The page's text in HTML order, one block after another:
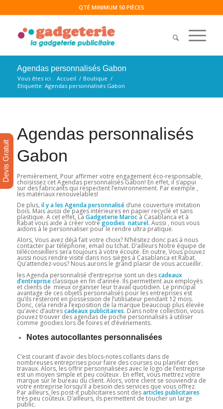
QTÉ MINIMUM 50 PIÈCES
Agendas personnalisés Gabon
Vous êtes ici : Accueil / Boutique /
Etiquette: Agendas personnalisés Gabon
Agendas personnalisés
Gabon
Premièrement, Pour affirmer votre engagement éco-responsable,
choisissez cet Agendas personnalisés Gabon! En effet, il s’appui
sur des fabricants qui respectent l’environnement. Par exemple ,
les matériaux renouvelables!
De plus, il y a les Agenda personnaliséd’une couverture imitation
bois. Mais aussi de pages intérieures en papier recyclé et sans
plastique. A cet effet, La Gadgeterie Marocà Casablanca et à
Rabat vous aide à créer votregoodies naturel. Aussi , nous vous
aidons à le personnaliser pour le rendre ultra pratique.
Alors, Vous avez déjà fait votre choix? N’hésitez donc pas à nous
contacter par téléphone, email ou tchat. D’ailleurs Notre équipe de
téléconseillers sera toujours à votre écoute. En outre, Vous pouvez
aussi nous rendre visite dans nos sièges à Casablanca et Rabat.
Qu’attendez-vous? Nous aurons le grand plaisir de vous accueillir.
les Agenda personnalisé d’entreprise sont un descadeaux
d’entrepriseclassique en fin d’année. Ils permettent aux employés
et clients de mieux organiser leur travail quotidien. Le principal
avantage de ces objets personnalisés pour les entreprises est
qu’ils resteront en possession de l’utilisateur pendant 12 mois.
Donc, cela rendra l’exposition de la marque beaucoup plus élevée
qu’avec d’autrescadeaux publicitaires. Dans notre collection, vous
pouvez trouver des agendas de poche personnalisés à utiliser
comme goodies lors de foires et d’événements.
Notes autocollantes personnalisées
C’est courant d’avoir des blocs-notes collants dans de
nombreuses entreprises pour faire des courses ou planifier des
travaux. Alors, les offrir personnalisées avec le logo de l’entreprise
est un moyen simple et peu coûteux . En effet, vous mettrez votre
marque sur le bureau du client. Alors, votre client se souviendra de
votre entreprise lorsqu’il a besoin des services que vous offrez.
Par ailleurs, les post-it publicitaires sont desarticles publicitaires
très peu coûteux. D’ailleurs, ils permettent de toucher un large
public.
Devis Gratuit